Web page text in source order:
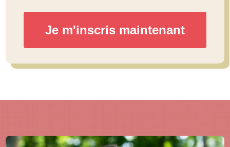
Je m'inscris maintenant